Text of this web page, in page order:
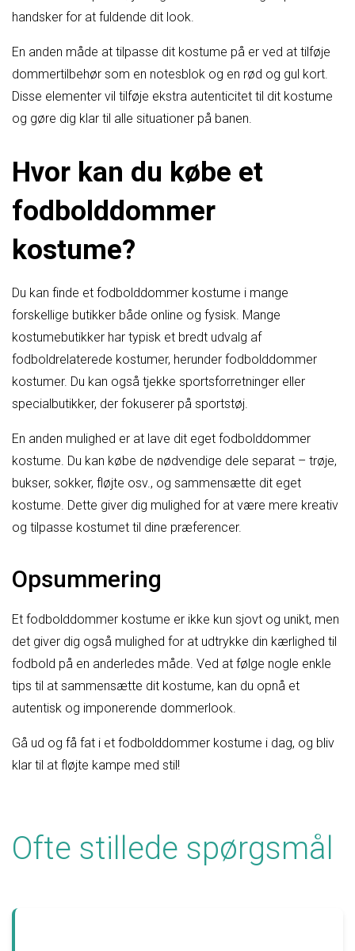
handsker for at fuldende dit look.
En anden måde at tilpasse dit kostume på er ved at tilføje
dommertilbehør som en notesblok og en rød og gul kort.
Disse elementer vil tilføje ekstra autenticitet til dit kostume
og gøre dig klar til alle situationer på banen.
Hvor kan du købe et
fodbolddommer
kostume?
Du kan finde et fodbolddommer kostume i mange
forskellige butikker både online og fysisk. Mange
kostumebutikker har typisk et bredt udvalg af
fodboldrelaterede kostumer, herunder fodbolddommer
kostumer. Du kan også tjekke sportsforretninger eller
specialbutikker, der fokuserer på sportstøj.
En anden mulighed er at lave dit eget fodbolddommer
kostume. Du kan købe de nødvendige dele separat – trøje,
bukser, sokker, fløjte osv., og sammensætte dit eget
kostume. Dette giver dig mulighed for at være mere kreativ
og tilpasse kostumet til dine præferencer.
Opsummering
Et fodbolddommer kostume er ikke kun sjovt og unikt, men
det giver dig også mulighed for at udtrykke din kærlighed til
fodbold på en anderledes måde. Ved at følge nogle enkle
tips til at sammensætte dit kostume, kan du opnå et
autentisk og imponerende dommerlook.
Gå ud og få fat i et fodbolddommer kostume i dag, og bliv
klar til at fløjte kampe med stil!
Ofte stillede spørgsmål